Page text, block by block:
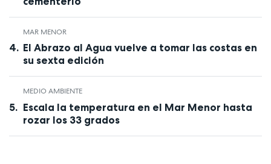
MAR MENOR
El Abrazo al Agua vuelve a tomar las costas en
su sexta edición
MEDIO AMBIENTE
Escala la temperatura en el Mar Menor hasta
rozar los 33 grados